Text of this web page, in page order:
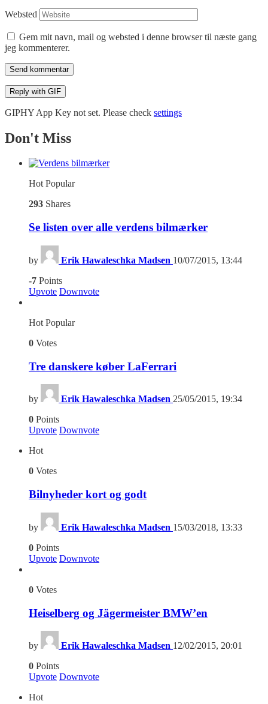
Websted
Gem mit navn, mail og websted i denne browser til næste gang
jeg kommenterer.
Send kommentar
Reply with GIF
GIPHY App Key not set. Please check settings
Don't Miss
HotPopular
293 Shares
Se listen over alle verdens bilmærker
by Erik Hawaleschka Madsen 10/07/2015, 13:44
-7 Points
Upvote Downvote
Hot Popular
0 Votes
Tre danskere køber LaFerrari
by Erik Hawaleschka Madsen 25/05/2015, 19:34
0 Points
Upvote Downvote
Hot
0 Votes
Bilnyheder kort og godt
by Erik Hawaleschka Madsen 15/03/2018, 13:33
0 Points
Upvote Downvote
0 Votes
Heiselberg og Jägermeister BMW’en
by Erik Hawaleschka Madsen 12/02/2015, 20:01
0 Points
Upvote Downvote
Hot